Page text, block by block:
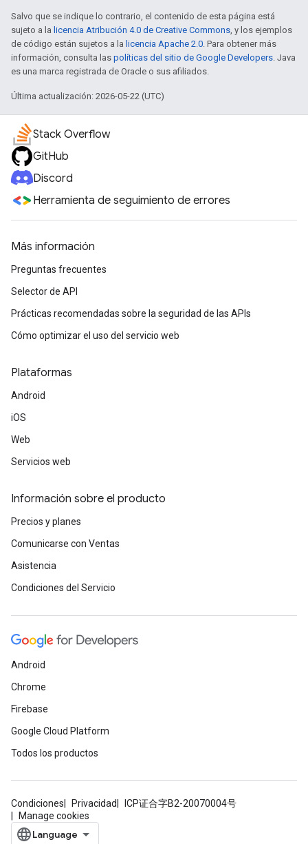
Salvo que se indique lo contrario, el contenido de esta página está
sujeto a la licencia Atribución 4.0 de Creative Commons, y los ejemplos
de código están sujetos a la licencia Apache 2.0. Para obtener más
información, consulta las políticas del sitio de Google Developers. Java
es una marca registrada de Oracle o sus afiliados.
Última actualización: 2026-05-22 (UTC)
Stack Overflow
GitHub
Discord
Herramienta de seguimiento de errores
Más información
Preguntas frecuentes
Selector de API
Prácticas recomendadas sobre la seguridad de las APIs
Cómo optimizar el uso del servicio web
Plataformas
Android
iOS
Web
Servicios web
Información sobre el producto
Precios y planes
Comunicarse con Ventas
Asistencia
Condiciones del Servicio
Android
Chrome
Firebase
Google Cloud Platform
Todos los productos
Condiciones Privacidad
ICP证合字B2-20070004号
Manage cookies